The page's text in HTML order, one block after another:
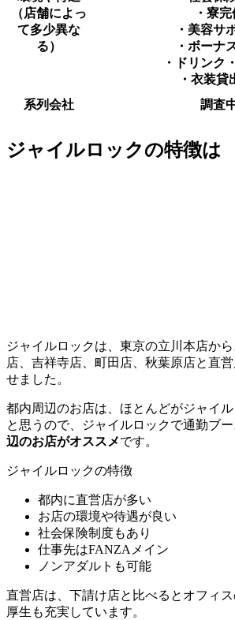
（店舗によっ
て多少異な
る）
・寮
・美容サ
・ボーナ
・ドリンク
・衣装貸
系列会社
調査
ジャイルロックの特徴は
ジャイルロックは、東京の立川本店か
店、吉祥寺店、町田店、秋葉原店と直
せました。
都内周辺のお店は、ほとんどがジャイ
と思うので、ジャイルロックで通勤ブ
辺のお店がオススメです。
ジャイルロックの特徴
都内に直営店が多い
お店の環境や待遇が良い
社会保険制度もあり
仕事先はFANZAメイン
ノンアダルトも可能
直営店は、下請け店と比べるとオフィ
厚生も充実しています。